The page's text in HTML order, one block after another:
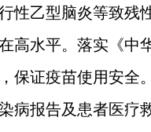
性乙型脑炎等致残
高水平。落实《中
保证疫苗使用安全
病报告及患者医疗